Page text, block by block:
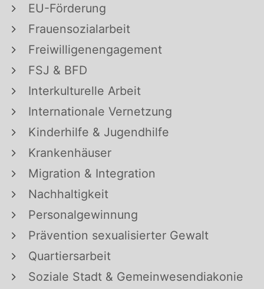
EU-Förderung
Frauensozialarbeit
Freiwilligenengagement
FSJ & BFD
Interkulturelle Arbeit
Internationale Vernetzung
Kinderhilfe & Jugendhilfe
Krankenhäuser
Migration & Integration
Nachhaltigkeit
Personalgewinnung
Prävention sexualisierter Gewalt
Quartiersarbeit
Soziale Stadt & Gemeinwesendiakonie